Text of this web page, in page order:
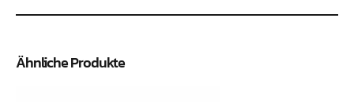
Ähnliche Produkte